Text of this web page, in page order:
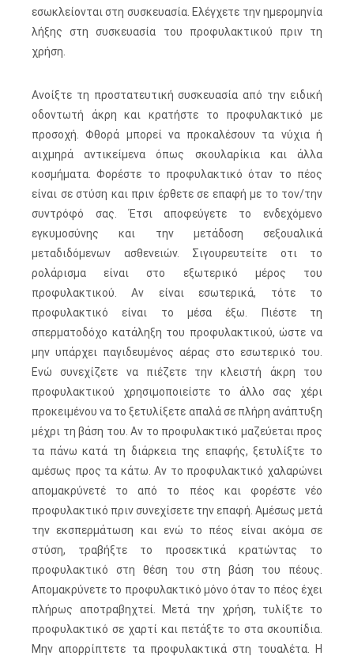
εσωκλείονται στη συσκευασία. Ελέγχετε την ημερομηνία
λήξης στη συσκευασία του προφυλακτικού πριν τη
χρήση.
Ανοίξτε τη προστατευτική συσκευασία από την ειδική
οδοντωτή άκρη και κρατήστε το προφυλακτικό με
προσοχή. Φθορά μπορεί να προκαλέσουν τα νύχια ή
αιχμηρά αντικείμενα όπως σκουλαρίκια και άλλα
κοσμήματα. Φορέστε το προφυλακτικό όταν το πέος
είναι σε στύση και πριν έρθετε σε επαφή με το τον/την
συντρόφό σας. Έτσι αποφεύγετε το ενδεχόμενο
εγκυμοσύνης και την μετάδοση σεξουαλικά
μεταδιδόμενων ασθενειών. Σιγουρευτείτε οτι το
ρολάρισμα είναι στο εξωτερικό μέρος του
προφυλακτικού. Αν είναι εσωτερικά, τότε το
προφυλακτικό είναι το μέσα έξω. Πιέστε τη
σπερματοδόχο κατάληξη του προφυλακτικού, ώστε να
μην υπάρχει παγιδευμένος αέρας στο εσωτερικό του.
Ενώ συνεχίζετε να πιέζετε την κλειστή άκρη του
προφυλακτικού χρησιμοποιείστε το άλλο σας χέρι
προκειμένου να το ξετυλίξετε απαλά σε πλήρη ανάπτυξη
μέχρι τη βάση του. Αν το προφυλακτικό μαζεύεται προς
τα πάνω κατά τη διάρκεια της επαφής, ξετυλίξτε το
αμέσως προς τα κάτω. Αν το προφυλακτικό χαλαρώνει
απομακρύνετέ το από το πέος και φορέστε νέο
προφυλακτικό πριν συνεχίσετε την επαφή. Αμέσως μετά
την εκσπερμάτωση και ενώ το πέος είναι ακόμα σε
στύση, τραβήξτε το προσεκτικά κρατώντας το
προφυλακτικό στη θέση του στη βάση του πέους.
Απομακρύνετε το προφυλακτικό μόνο όταν το πέος έχει
πλήρως αποτραβηχτεί. Μετά την χρήση, τυλίξτε το
προφυλακτικό σε χαρτί και πετάξτε το στα σκουπίδια.
Μην απορρίπτετε τα προφυλακτικά στη τουαλέτα. Η